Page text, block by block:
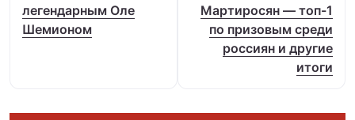
легендарным Оле
Шемионом
Мартиросян — топ-1
по призовым среди
россиян и другие
итоги